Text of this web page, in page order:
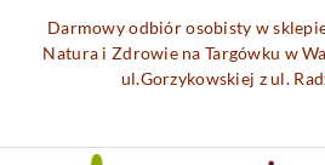
Przejdź do treści głównej
Przejdź do wyszukiwarki
Przejdź do moje konto
Przejdź do menu głównego
Przejdź do opisu produktu
Przejdź do stopki
Darmowy odbiór osobisty w
Natura i Zdrowie na Targówku w
ul.Gorzykowskiej z ul.